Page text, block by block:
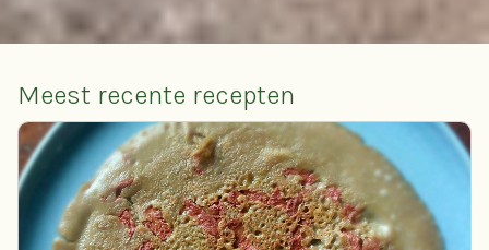
Meest recente recepten